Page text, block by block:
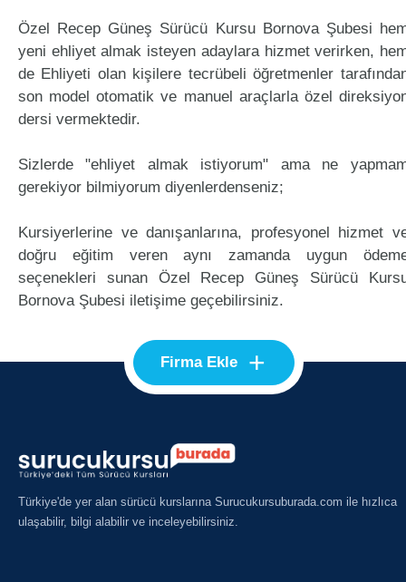
Özel Recep Güneş Sürücü Kursu Bornova Şubesi
yeni ehliyet almak isteyen adaylara hizmet verirken,
de Ehliyeti olan kişilere tecrübeli öğretmenler
son model otomatik ve manuel araçlarla özel
dersi vermektedir.
Sizlerde "ehliyet almak istiyorum" ama ne
gerekiyor bilmiyorum diyenlerdenseniz;
Kursiyerlerine ve danışanlarına, profesyonel hizmet
doğru eğitim veren aynı zamanda uygun
seçenekleri sunan Özel Recep Güneş Sürücü
Bornova Şubesi iletişime geçebilirsiniz.
Firma Ekle +
Türkiye'de yer alan sürücü kurslarına Surucukursuburada.com ile hızlıca
ulaşabilir, bilgi alabilir ve inceleyebilirsiniz.